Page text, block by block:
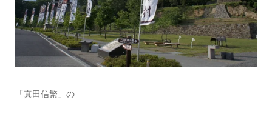
「真田信繁」の